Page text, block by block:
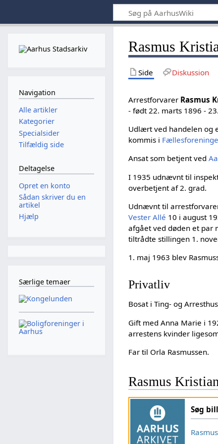
Rasmus
Side Diskussion
Arrestforvarer Rasmus
- født 22. marts 1896 -
Udlært ved handelen og
kommis i
Ansat som betjent ved
I 1935 udnævnt til
overbetjent af 2. grad.
Udnævnt til
Vester Allé 10 i august
afgået ved døden et par
tiltrådte stillingen 1.
1. maj 1963 blev
Privatliv
Bosat i Ting- og
Gift med Anna Marie i
arrestens kvinder
Far til Orla Rasmussen.
Rasmus
Søg
Navigation
Alle artikler
Kategorier
Specialsider
Tilfældig side
Deltagelse
Opret en konto
Sådan skriver du en
artikel
Hjælp
Særlige temaer